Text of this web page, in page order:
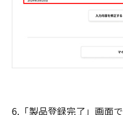
6.「製品登録完了」画面で